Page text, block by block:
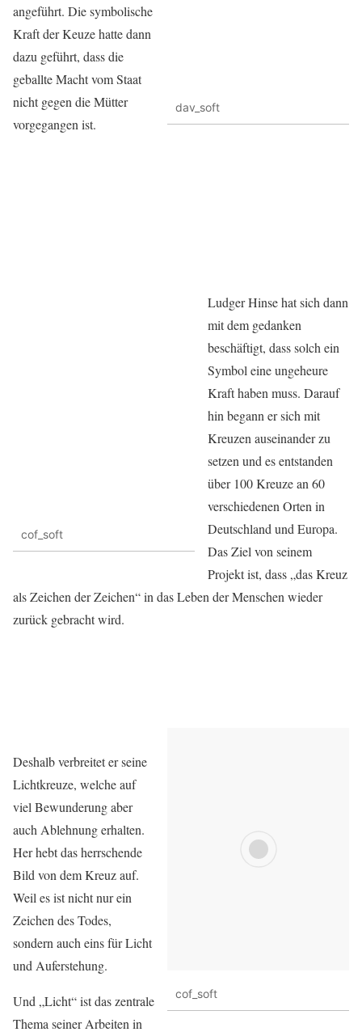
dav_soft
angeführt. Die symbolische
Kraft der Keuze hatte dann
dazu geführt, dass die
geballte Macht vom Staat
nicht gegen die Mütter
vorgegangen ist.
cof_soft
Ludger Hinse hat sich dann
mit dem gedanken
beschäftigt, dass solch ein
Symbol eine ungeheure
Kraft haben muss. Darauf
hin begann er sich mit
Kreuzen auseinander zu
setzen und es entstanden
über 100 Kreuze an 60
verschiedenen Orten in
Deutschland und Europa.
Das Ziel von seinem
Projekt ist, dass „das Kreuz
als Zeichen der Zeichen“ in das Leben der Menschen wieder
zurück gebracht wird.
cof_soft
Deshalb verbreitet er seine
Lichtkreuze, welche auf
viel Bewunderung aber
auch Ablehnung erhalten.
Her hebt das herrschende
Bild von dem Kreuz auf.
Weil es ist nicht nur ein
Zeichen des Todes,
sondern auch eins für Licht
und Auferstehung.
Und „Licht“ ist das zentrale
Thema seiner Arbeiten in